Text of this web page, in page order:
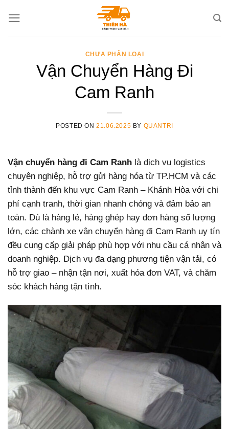
CHƯA PHÂN LOẠI
Vận Chuyển Hàng Đi
Cam Ranh
POSTED ON21.06.2025 BY QUANTRI
Vận chuyển hàng đi Cam Ranh là dịch vụ logistics
chuyên nghiệp, hỗ trợ gửi hàng hóa từ TP.HCM và các
tỉnh thành đến khu vực Cam Ranh – Khánh Hòa với chi
phí cạnh tranh, thời gian nhanh chóng và đảm bảo an
toàn. Dù là hàng lẻ, hàng ghép hay đơn hàng số lượng
lớn, các chành xe vận chuyển hàng đi Cam Ranh uy tín
đều cung cấp giải pháp phù hợp với nhu cầu cá nhân và
doanh nghiệp. Dịch vụ đa dạng phương tiện vận tải, có
hỗ trợ giao – nhận tận nơi, xuất hóa đơn VAT, và chăm
sóc khách hàng tận tình.